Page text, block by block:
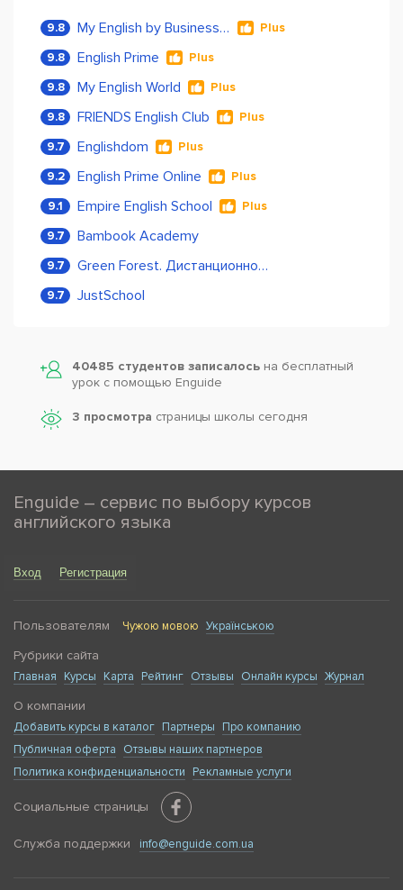
9.8 My English by Business Language Plus
9.8 English Prime Plus
9.8 My English World Plus
9.8 FRIENDS English Club Plus
9.7 Englishdom Plus
9.2 English Prime Online Plus
9.1 Empire English School Plus
9.7 Bambook Academy
9.7 Green Forest. Дистанционное обучение
9.7 JustSchool
40485 студентов записалось на бесплатный
урок с помощью Enguide
3 просмотра страницы школы сегодня
Enguide – сервис по выбору курсов
английского языка
Вход Регистрация
Пользователям Чужою мовою Українською
Рубрики сайта
Главная Курсы Карта Рейтинг Отзывы Онлайн курсы Журнал
О компании
Добавить курсы в каталог Партнеры
Про компанию
Публичная оферта
Отзывы наших партнеров
Политика конфиденциальности
Рекламные услуги
Социальные страницы
Служба поддержки info@enguide.com.ua